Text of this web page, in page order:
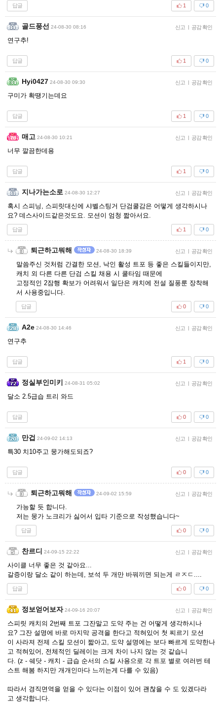
답글 0
1
골드풍선 24-08-30 08:16 신고 | 공감 확인
연구추!
답글 0
1
Hyi0427 24-08-30 09:30 신고 | 공감 확인
구미가 확땡기는데요
답글 0
1
매고 24-08-30 10:21 신고 | 공감 확인
너무 깔끔한데용
답글 0
1
지나가는소로 24-08-30 12:27 신고 | 공감 확인
혹시 스피닝, 스피릿대신에 샤벨스팅거 단검쿨감은 어떻게 생각하시나
요? 데스사이드같은것도요. 모션이 엄청 짧아서요.
답글 0
1
퇴근하고뭐해 24-08-30 18:39 신고 | 공감 확인
말씀주신 것처럼 간결한 모션, 낙인 활성 트포 등 좋은 스킬들이지만,
캐치 외 다른 다른 단검 스킬 채용 시 쿨타임 때문에
고정적인 2잠행 확보가 어려워서 일단은 캐치에 전설 질풍룬 장착해
서 사용중입니다.
답글 0
0
A2e 24-08-30 14:46 신고 | 공감 확인
연구추
답글 0
1
정실부인미키 24-08-31 05:02 신고 | 공감 확인
달소 2.5급습 트리 와드
답글 0
0
만겁 24-09-02 14:13 신고 | 공감 확인
특30 치10주고 뭉가해도되죠?
답글 0
0
퇴근하고뭐해 24-09-02 15:59 신고 | 공감 확인
가능할 듯 합니다.
저는 뭉가 노크리가 싫어서 입타 기준으로 작성했습니다~
답글 0
0
찬르디 24-09-15 22:22 신고 | 공감 확인
사이클 너무 좋은 것 같아요...
갈증이랑 달소 같이 하는데, 보석 두 개만 바꿔끼면 되는게 ㄹㅈㄷ....
답글 0
0
정보얻어보자 24-09-16 20:07 신고 | 공감 확인
스피릿 캐치의 2번째 트포 그잔말고 도약 주는 건 어떻게 생각하시나
요? 그잔 설명에 바로 마지막 공격을 한다고 적혀있어 첫 찌르기 모션
이 사라져 전제 스킬 모션이 짧아고, 도약 설명에는 보다 빠르게 도약한나
고 적혀있어, 전체적인 딜레이는 크게 차이 나지 않는 것 같습니
다. (z - 쉐닷 - 캐치 - 급습 순서의 스킬 사용으로 각 트포 별로 여러번 테
스트 해봄 하지만 개개인마다 느끼는게 다를 수 있음)
따라서 경직면역을 얻을 수 있다는 이점이 있어 괜찮을 수 도 있겠다라
고 생각합니다.